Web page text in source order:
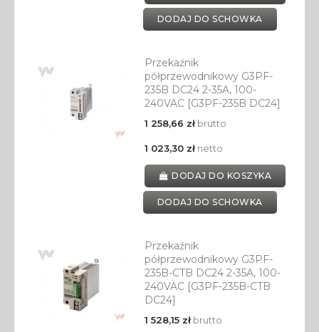
DODAJ DO SCHOWKA
Przekaźnik
półprzewodnikowy G3PF-
235B DC24 2-35A, 100-
240VAC [G3PF-235B DC24]
1 258,66 złbrutto
1 023,30 złnetto
DODAJ DO KOSZYKA
DODAJ DO SCHOWKA
Przekaźnik
półprzewodnikowy G3PF-
235B-CTB DC24 2-35A, 100-
240VAC [G3PF-235B-CTB
DC24]
1 528,15 złbrutto